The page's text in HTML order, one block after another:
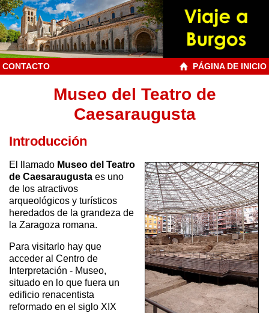
CONTACTO PÁGINA DE INICIO
Museo del Teatro de
Caesaraugusta
Introducción
El llamado Museo del Teatro
de Caesaraugusta es uno
de los atractivos
arqueológicos y turísticos
heredados de la grandeza de
la Zaragoza romana.
Para visitarlo hay que
acceder al Centro de
Interpretación - Museo,
situado en lo que fuera un
edificio renacentista
reformado en el siglo XIX